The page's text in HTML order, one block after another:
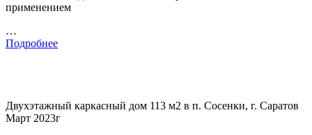
применением
…
Подробнее
Двухэтажный каркасный дом 113 м2 в п. Сосенки, г. Саратов
Март 2023г